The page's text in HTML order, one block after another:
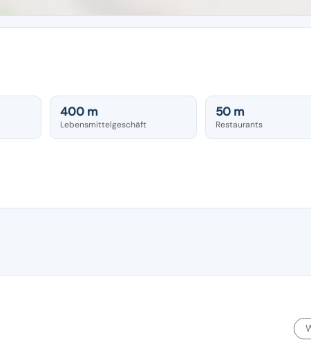
400 m
Lebensmittelgeschäft
50 m
Restaurants